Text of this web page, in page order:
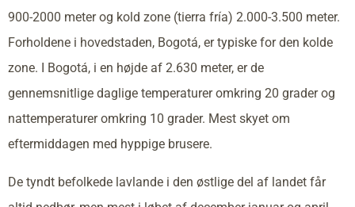
900-2000 meter og kold zone (tierra fría) 2.000-3.500 meter.
Forholdene i hovedstaden, Bogotá, er typiske for den kolde
zone. I Bogotá, i en højde af 2.630 meter, er de
gennemsnitlige daglige temperaturer omkring 20 grader og
nattemperaturer omkring 10 grader. Mest skyet om
eftermiddagen med hyppige brusere.
De tyndt befolkede lavlande i den østlige del af landet får